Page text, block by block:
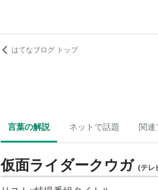
はてなブログ トップ
言葉の解説 ネットで話題 関連
仮面ライダークウガ (テレ